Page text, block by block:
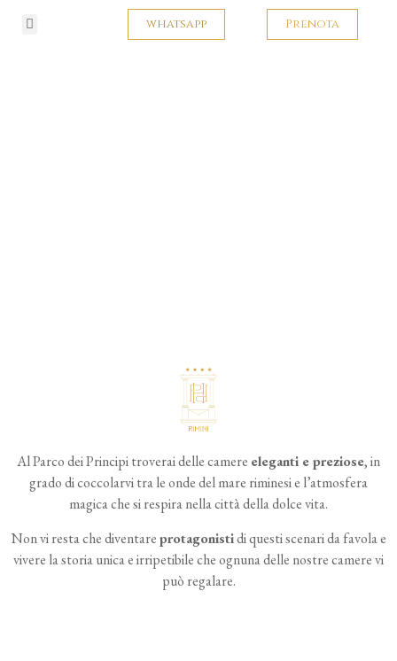
whatsapp Prenota
Al Parco dei Principi troverai delle camere eleganti e preziose, in
grado di coccolarvi tra le onde del mare riminesi e l’atmosfera
magica che si respira nella città della dolce vita.
Non vi resta che diventareprotagonistidi questi scenari da favola e
vivere la storia unica e irripetibile che ognuna delle nostre camere vi
può regalare.